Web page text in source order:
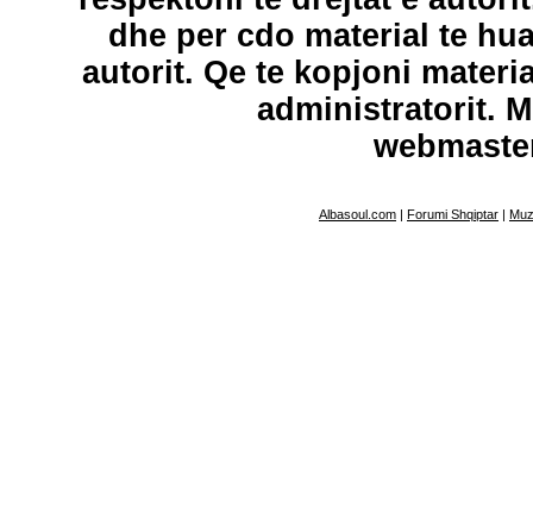
dhe per cdo material te
autorit. Qe te kopjoni
administratorit.
Albasoul.com | Forumi Shqiptar |